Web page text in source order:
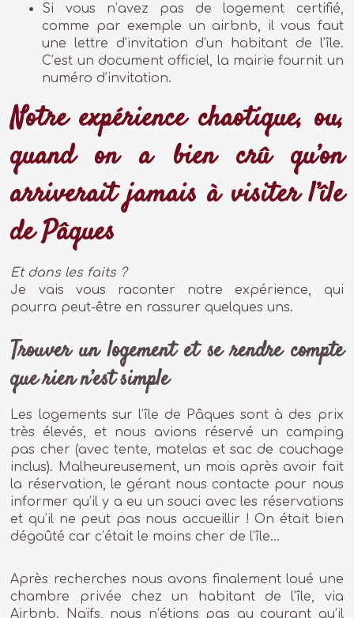
Si vous n’avez pas de logement certifié,
comme par exemple un airbnb, il vous faut
une lettre d’invitation d’un habitant de l’île.
C’est un document officiel, la mairie fournit un
numéro d’invitation.
Notre expérience chaotique, ou,
quand on a bien crû qu’on
arriverait jamais à visiter l’île
de Pâques
Et dans les faits ?
Je vais vous raconter notre expérience, qui
pourra peut-être en rassurer quelques uns.
Trouver un logement et se rendre compte
que rien n’est simple
Les logements sur l’île de Pâques sont à des prix
très élevés, et nous avions réservé un camping
pas cher (avec tente, matelas et sac de couchage
inclus). Malheureusement, un mois après avoir fait
la réservation, le gérant nous contacte pour nous
informer qu’il y a eu un souci avec les réservations
et qu’il ne peut pas nous accueillir ! On était bien
dégoûté car c’était le moins cher de l’île…
Après recherches nous avons finalement loué une
chambre privée chez un habitant de l’île, via
Airbnb. Naïfs, nous n’étions pas au courant qu’il